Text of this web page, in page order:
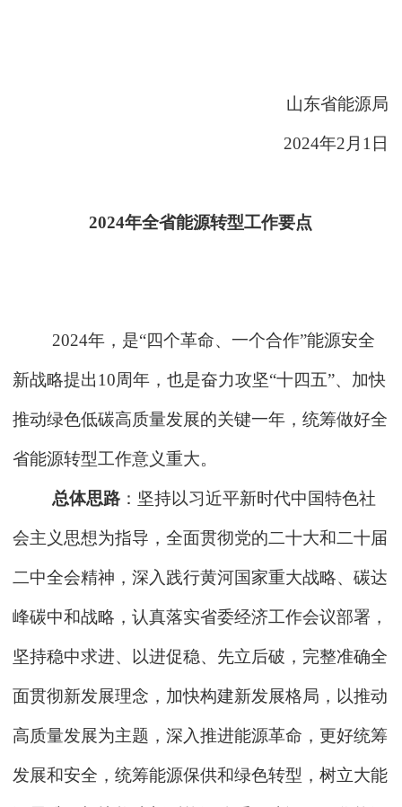
山东省能源局
2024年2月1日
2024年全省能源转型工作要点
2024年，是“四个革命、一个合作”能源安全
新战略提出10周年，也是奋力攻坚“十四五”、加快
推动绿色低碳高质量发展的关键一年，统筹做好全
省能源转型工作意义重大。
总体思路：坚持以习近平新时代中国特色社
会主义思想为指导，全面贯彻党的二十大和二十届
二中全会精神，深入践行黄河国家重大战略、碳达
峰碳中和战略，认真落实省委经济工作会议部署，
坚持稳中求进、以进促稳、先立后破，完整准确全
面贯彻新发展理念，加快构建新发展格局，以推动
高质量发展为主题，深入推进能源革命，更好统筹
发展和安全，统筹能源保供和绿色转型，树立大能